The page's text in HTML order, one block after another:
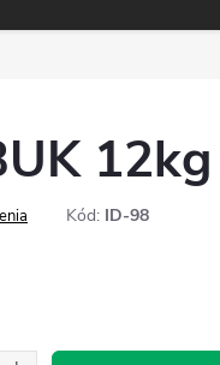
12kg
Kód: ID-98